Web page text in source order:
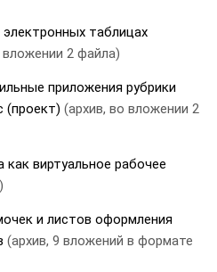
таблицах
вложении 2 файла)
приложения рубрики
(проект) (архив, во вложении 2
как виртуальное рабочее
и листов оформления
(архив, 9 вложений в формате